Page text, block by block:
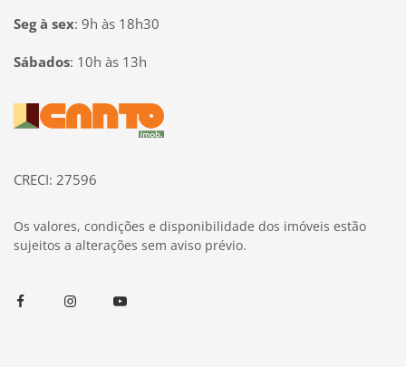
Seg à sex: 9h às 18h30
Sábados: 10h às 13h
Página inicial
CRECI: 27596
Os valores, condições e disponibilidade dos imóveis estão
sujeitos a alterações sem aviso prévio.
FacebookInstagramYoutube